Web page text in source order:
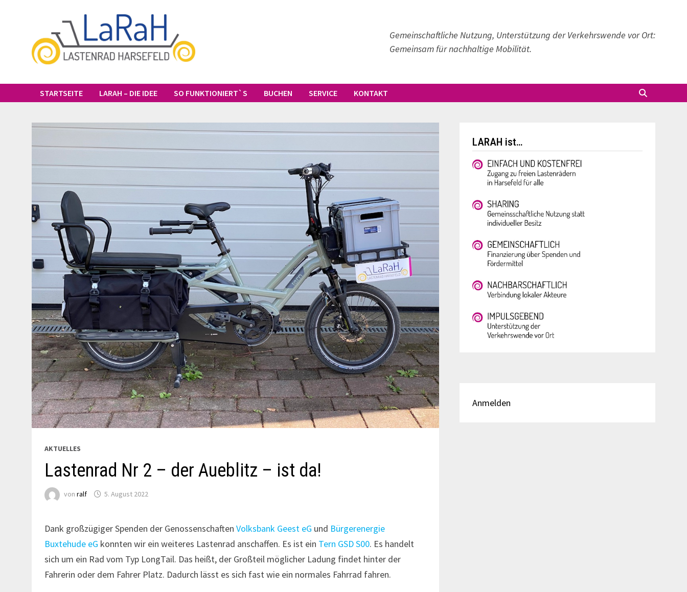
Gemeinschaftliche Nutzung, Unterstützung der Verkehrswende vor Ort:
Gemeinsam für nachhaltige Mobilität.
STARTSEITE LARAH – DIE IDEE SO FUNKTIONIERT`S BUCHEN SERVICE KONTAKT
AKTUELLES
Lastenrad Nr 2 – der Aueblitz – ist da!
von ralf 5. August 2022
Dank großzügiger Spenden der Genossenschaften Volksbank Geest eG und Bürgerenergie
Buxtehude eG konnten wir ein weiteres Lastenrad anschaffen. Es ist ein Tern GSD S00. Es handelt
sich um ein Rad vom Typ LongTail. Das heißt, der Großteil möglicher Ladung findet hinter der
Fahrerin oder dem Fahrer Platz. Dadurch lässt es sich fast wie ein normales Fahrrad fahren.
LARAH ist…
Anmelden